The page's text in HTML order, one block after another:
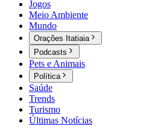
Jogos
Meio Ambiente
Mundo
Orações Itatiaia
Podcasts
Pets e Animais
Política
Saúde
Trends
Turismo
Últimas Notícias